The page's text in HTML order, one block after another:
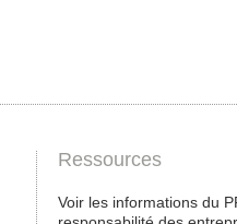
Ressources
Voir les informations du